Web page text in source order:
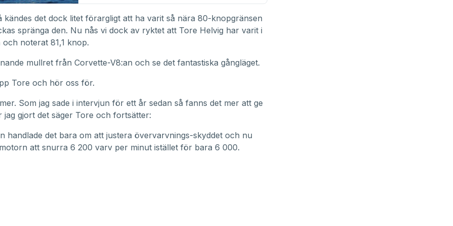
kändes det dock litet förargligt att ha varit så nära 80-knopgränsen
spränga den. Nu nås vi dock av ryktet att Tore Helvig har varit i
noterat 81,1 knop.
mullret från Corvette-V8:an och se det fantastiska gångläget.
Tore och hör oss för.
Som jag sade i intervjun för ett år sedan så fanns det mer att ge
jag gjort det säger Tore och fortsätter:
handlade det bara om att justera övervarvnings-skyddet och nu
att snurra 6 200 varv per minut istället för bara 6 000.